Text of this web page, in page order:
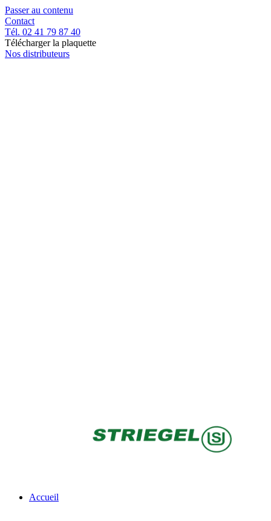
Passer au contenu
Contact
Tél. 02 41 79 87 40
Télécharger la plaquette
Nos distributeurs
Accueil